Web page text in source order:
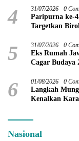
4 31/07/2026 0
Paripurna ke-
Targetkan
5 31/07/2026 0
Eks Rumah
Cagar Budaya
6 01/08/2026 0
Langkah
Kenalkan
Nasional